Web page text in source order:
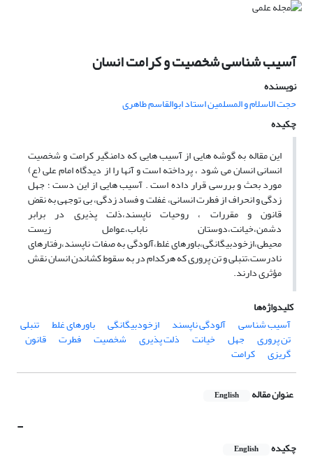
آسیب شناسی شخصیت و کرامت انسان
نویسنده
حجت الاسلام و المسلمین استاد ابوالقاسم طاهری
چکیده
این مقاله به گوشه هایی از آسیب هایی که دامنگیر کرامت و شخصیت
انسانی انسان می شود ، پرداخته است و آنها را از دیدگاه امام علی (ع)
مورد بحث و بررسی قرار داده است . آسیب هایی از این دست ؛ جهل
زدگی و انحراف از فطرت انسانی، غفلت و فساد زدگی، بی توجهی به نقض
قانون و مقررات ، روحیات ناپسند،ذلت پذیری در برابر
دشمن،خیانت،دوستان ناباب،عوامل زیست
محیطی،ازخودبیگانگی،باورهای غلط،آلودگی به صفات ناپسند،رفتارهای
نادرست،تنبلی و تن پروری که هرکدام در به سقوط کشاندن انسان نقش
مؤثری دارند.
کلیدواژه‌ها
آسیب شناسی
آلودگی ناپسند ازخودبیگانگی باورهای غلط تنبلی
تن پروری جهل خیانت ذلت پذیری شخصیت فطرت قانون
گریزی کرامت
عنوان مقاله English
-
چکیده English